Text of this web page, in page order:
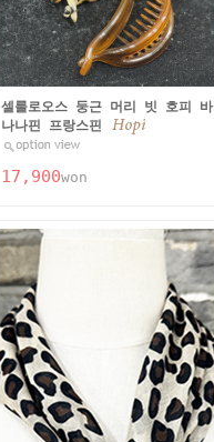
셀룰로오스 둥근 머리 빗 호피 바
나나핀 프랑스핀
17,900won